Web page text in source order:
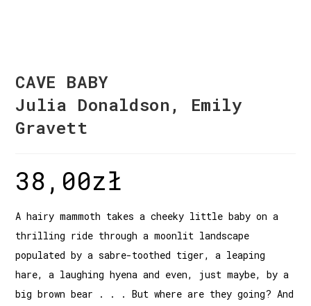
CAVE BABY
Julia Donaldson, Emily
Gravett
38,00zł
A hairy mammoth takes a cheeky little baby on a
thrilling ride through a moonlit landscape
populated by a sabre-toothed tiger, a leaping
hare, a laughing hyena and even, just maybe, by a
big brown bear . . . But where are they going? And